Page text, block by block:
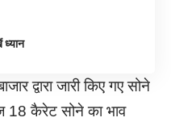
ध्यान
द्वारा जारी किए गए सोने
18 कैरेट सोने का भाव